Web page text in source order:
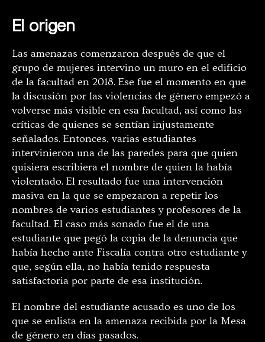
El origen
Las amenazas comenzaron después de que el
grupo de mujeres intervino un muro en el edificio
de la facultad en 2018. Ese fue el momento en que
la discusión por las violencias de género empezó a
volverse más visible en esa facultad, así como las
críticas de quienes se sentían injustamente
señalados. Entonces, varias estudiantes
intervinieron una de las paredes para que quien
quisiera escribiera el nombre de quien la había
violentado. El resultado fue una intervención
masiva en la que se empezaron a repetir los
nombres de varios estudiantes y profesores de la
facultad. El caso más sonado fue el de una
estudiante que pegó la copia de la denuncia que
había hecho ante Fiscalía contra otro estudiante y
que, según ella, no había tenido respuesta
satisfactoria por parte de esa institución.
El nombre del estudiante acusado es uno de los
que se enlista en la amenaza recibida por la Mesa
de género en días pasados.